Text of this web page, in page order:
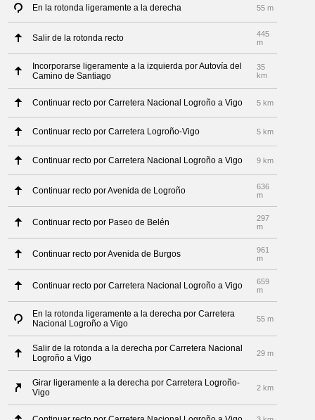
En la rotonda ligeramente a la derecha 55 m
Salir de la rotonda recto
445
m
Incorporarse ligeramente a la izquierda por Autovía del
Camino de Santiago
35
km
Continuar recto por Carretera Nacional Logroño a Vigo 5 km
Continuar recto por Carretera Logroño-Vigo 5 km
Continuar recto por Carretera Nacional Logroño a Vigo 9 km
Continuar recto por Avenida de Logroño
636
m
Continuar recto por Paseo de Belén
297
m
Continuar recto por Avenida de Burgos
961
m
Continuar recto por Carretera Nacional Logroño a Vigo
659
m
En la rotonda ligeramente a la derecha por Carretera
Nacional Logroño a Vigo
55 m
Salir de la rotonda a la derecha por Carretera Nacional
Logroño a Vigo
29 m
Girar ligeramente a la derecha por Carretera Logroño-
Vigo
2 km